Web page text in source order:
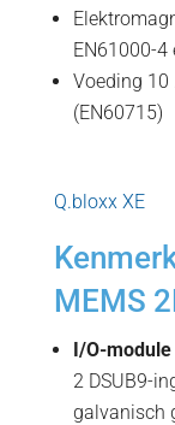
EN61000-4
Voeding 10
(EN60715)
Q.bloxx XE
MEMS
I/O-
2 DSUB9-
galvanisch